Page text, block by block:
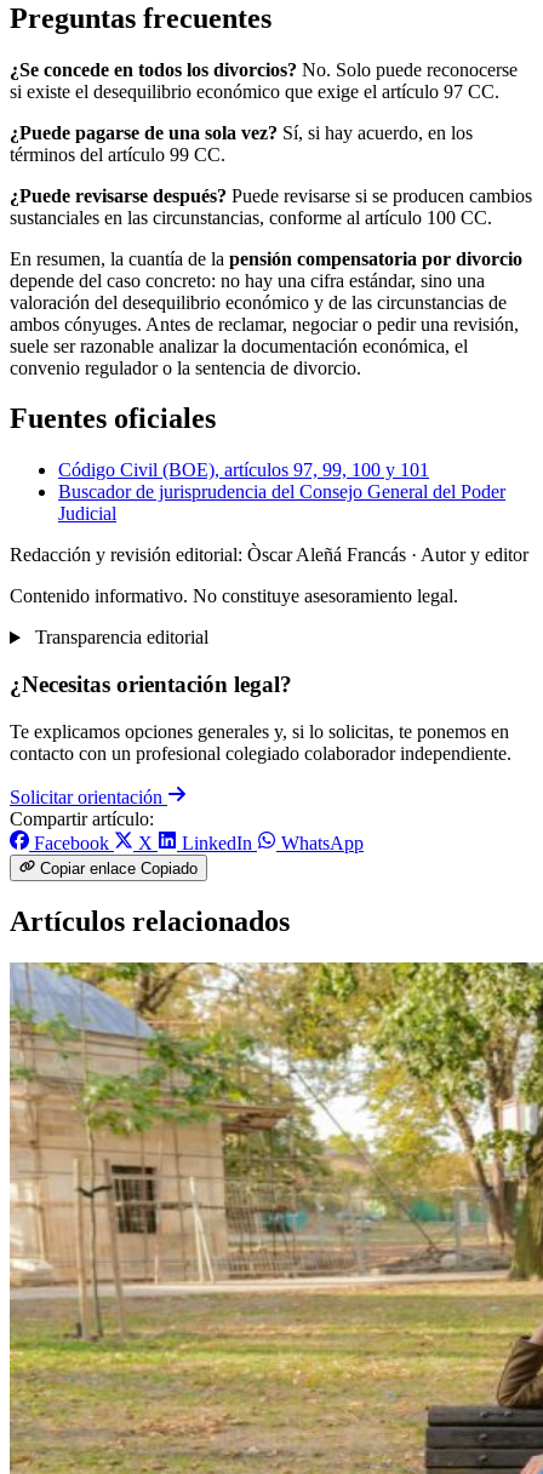
Preguntas frecuentes
¿Se concede en todos los divorcios? No. Solo puede reconocerse
si existe el desequilibrio económico que exige el artículo 97 CC.
¿Puede pagarse de una sola vez? Sí, si hay acuerdo, en los
términos del artículo 99 CC.
¿Puede revisarse después? Puede revisarse si se producen cambios
sustanciales en las circunstancias, conforme al artículo 100 CC.
En resumen, la cuantía de la pensión compensatoria por divorcio
depende del caso concreto: no hay una cifra estándar, sino una
valoración del desequilibrio económico y de las circunstancias de
ambos cónyuges. Antes de reclamar, negociar o pedir una revisión,
suele ser razonable analizar la documentación económica, el
convenio regulador o la sentencia de divorcio.
Fuentes oficiales
Código Civil (BOE), artículos 97, 99, 100 y 101
Buscador de jurisprudencia del Consejo General del Poder
Judicial
Redacción y revisión editorial: Òscar Aleñá Francás · Autor y editor
Contenido informativo. No constituye asesoramiento legal.
Transparencia editorial
¿Necesitas orientación legal?
Te explicamos opciones generales y, si lo solicitas, te ponemos en
contacto con un profesional colegiado colaborador independiente.
Solicitar orientación
Compartir artículo:
Facebook
X LinkedIn WhatsApp
Copiar enlace Copiado
Artículos relacionados